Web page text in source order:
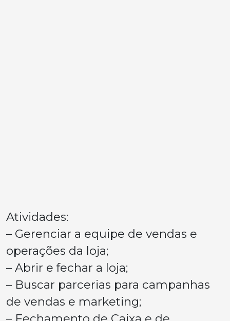
Atividades:
– Gerenciar a equipe de vendas e
operações da loja;
– Abrir e fechar a loja;
– Buscar parcerias para campanhas
de vendas e marketing;